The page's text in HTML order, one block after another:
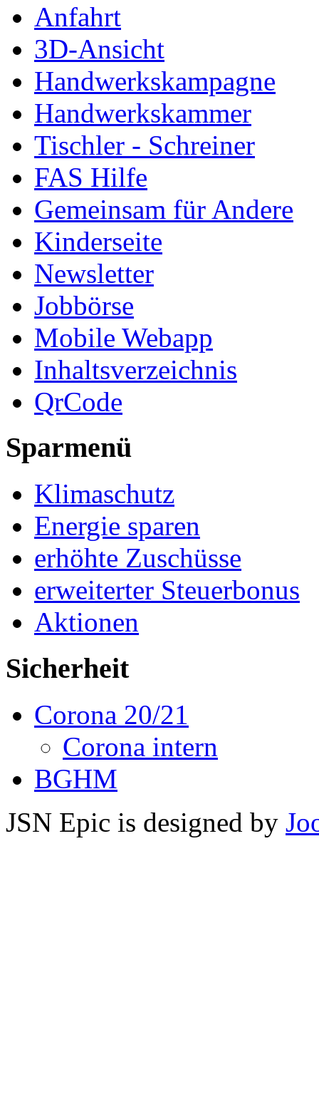
Anfahrt
3D-Ansicht
Handwerkskampagne
Handwerkskammer
Tischler - Schreiner
FAS Hilfe
Gemeinsam für Andere
Kinderseite
Newsletter
Jobbörse
Mobile Webapp
Inhaltsverzeichnis
QrCode
Sparmenü
Klimaschutz
Energie sparen
erhöhte Zuschüsse
erweiterter Steuerbonus
Aktionen
Sicherheit
Corona 20/21
Corona intern
BGHM
JSN Epic is designed by